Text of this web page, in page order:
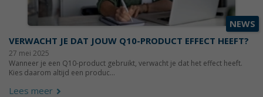
NEWS
VERWACHT JE DAT JOUW Q10-PRODUCT EFFECT HEEFT?
27 mei 2025
Wanneer je een Q10-product gebruikt, verwacht je dat het effect heeft.
Kies daarom altijd een produc...
Lees meer